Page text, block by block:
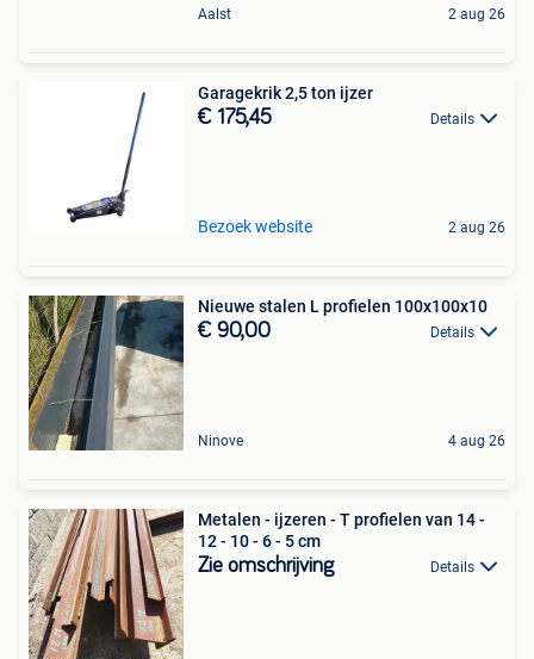
Aalst 2 aug 26
Garagekrik 2,5 ton ijzer
€ 175,45 Details
Bezoek website 2 aug 26
Nieuwe stalen L profielen 100x100x10
€ 90,00 Details
Ninove 4 aug 26
Metalen - ijzeren - T profielen van 14 -
12 - 10 - 6 - 5 cm
Zie omschrijving Details